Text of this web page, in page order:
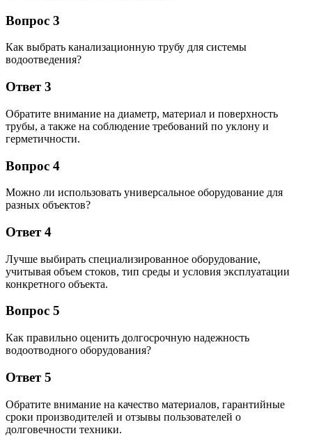
Вопрос 3
Как выбрать канализационную трубу для системы
водоотведения?
Ответ 3
Обратите внимание на диаметр, материал и поверхность
трубы, а также на соблюдение требований по уклону и
герметичности.
Вопрос 4
Можно ли использовать универсальное оборудование для
разных объектов?
Ответ 4
Лучше выбирать специализированное оборудование,
учитывая объем стоков, тип среды и условия эксплуатации
конкретного объекта.
Вопрос 5
Как правильно оценить долгосрочную надежность
водоотводного оборудования?
Ответ 5
Обратите внимание на качество материалов, гарантийные
сроки производителей и отзывы пользователей о
долговечности техники.